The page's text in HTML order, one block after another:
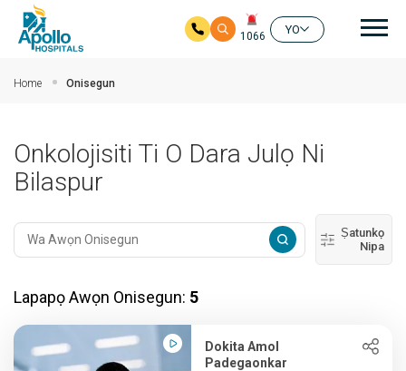
1066
YO
Home Onisegun
Onkolojisiti Ti O Dara Julọ Ni
Bilaspur
Ṣatunkọ
Nipa
Lapapọ Awọn Onisegun: 5
Dokita Amol
Padegaonkar